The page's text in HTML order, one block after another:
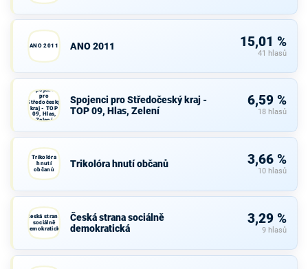
ANO 2011 ANO 2011 15,01 %
41 hlasů
Spojenci
pro
Středočeský
kraj - TOP
09, Hlas,
Zelení
Spojenci pro Středočeský kraj -
TOP 09, Hlas, Zelení
6,59 %
18 hlasů
Trikolóra
hnutí
občanů
Trikolóra hnutí občanů 3,66 %
10 hlasů
Česká strana
sociálně
demokratická
Česká strana sociálně
demokratická
3,29 %
9 hlasů